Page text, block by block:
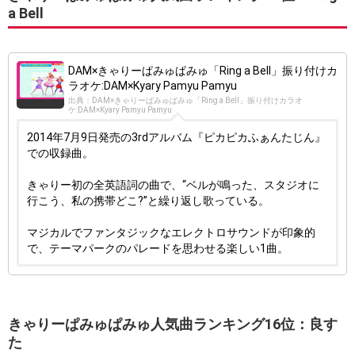
a Bell
DAM×きゃりーぱみゅぱみゅ「Ring a Bell」振り付けカ
ラオケ:DAM×Kyary Pamyu Pamyu
出典：DAM×きゃりーぱみゅぱみゅ「Ring a Bell」振り付けカラオ
ケ:DAM×Kyary Pamyu Pamyu
2014年7月9日発売の3rdアルバム『ピカピカふぁんたじん』
での収録曲。
きゃりー初の全英語詞の曲で、“ベルが鳴った、スタジオに
行こう、私の携帯どこ?”と繰り返し歌っている。
マジカルでファンタジックなエレクトロサウンドが印象的
で、テーマパークのパレードを思わせる楽しい1曲。
きゃりーぱみゅぱみゅ人気曲ランキング16位：良す
た